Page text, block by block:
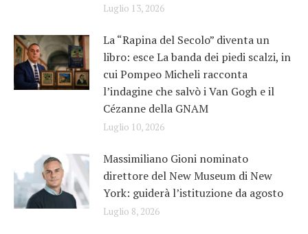
Luglio 13, 2026
La “Rapina del Secolo” diventa un
libro: esce La banda dei piedi scalzi, in
cui Pompeo Micheli racconta
l’indagine che salvò i Van Gogh e il
Cézanne della GNAM
Luglio 10, 2026
Massimiliano Gioni nominato
direttore del New Museum di New
York: guiderà l’istituzione da agosto
Luglio 8, 2026